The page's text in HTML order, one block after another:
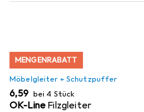
MENGENRABATT
Möbelgleiter + Schutzpuffer
EUR
6,59 bei 4 Stück
OK-Line Filzgleiter